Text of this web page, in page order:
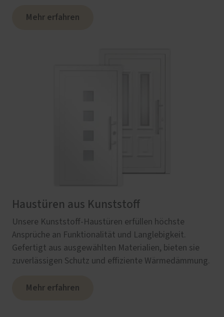
Mehr erfahren
Haustüren aus Kunststoff
Unsere Kunststoff-Haustüren erfüllen höchste
Ansprüche an Funktionalität und Langlebigkeit.
Gefertigt aus ausgewählten Materialien, bieten sie
zuverlässigen Schutz und effiziente Wärmedämmung.
Mehr erfahren